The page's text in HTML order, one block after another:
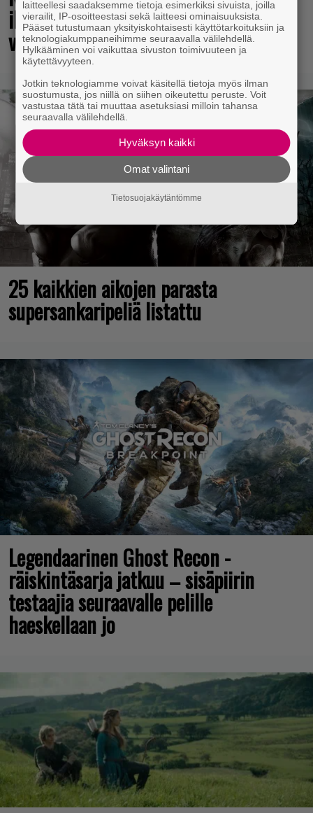
ilmestynyt klassikkoräiskintä sai
valtavasti lisää sisältöä
25 kaikkien aikojen parasta
supersankaripeliä listattu
Legendaarinen Ghost Recon -
räiskintäsarja jatkuu – sisäpiirin
testaajia seuraavalle pelille
haeskellaan jo
laitteellesi saadaksemme tietoja esimerkiksi sivuista, joilla
vierailit, IP-osoitteestasi sekä laitteesi ominaisuuksista.
Pääset tutustumaan yksityiskohtaisesti käyttötarkoituksiin ja
teknologiakumppaneihimme seuraavalla välilehdellä.
Hylkääminen voi vaikuttaa sivuston toimivuuteen ja
käytettävyyteen.
Jotkin teknologiamme voivat käsitellä tietoja myös ilman
suostumusta, jos niillä on siihen oikeutettu peruste. Voit
vastustaa tätä tai muuttaa asetuksiasi milloin tahansa
seuraavalla välilehdellä.
Hyväksyn kaikki
Omat valintani
Tietosuojakäytäntömme